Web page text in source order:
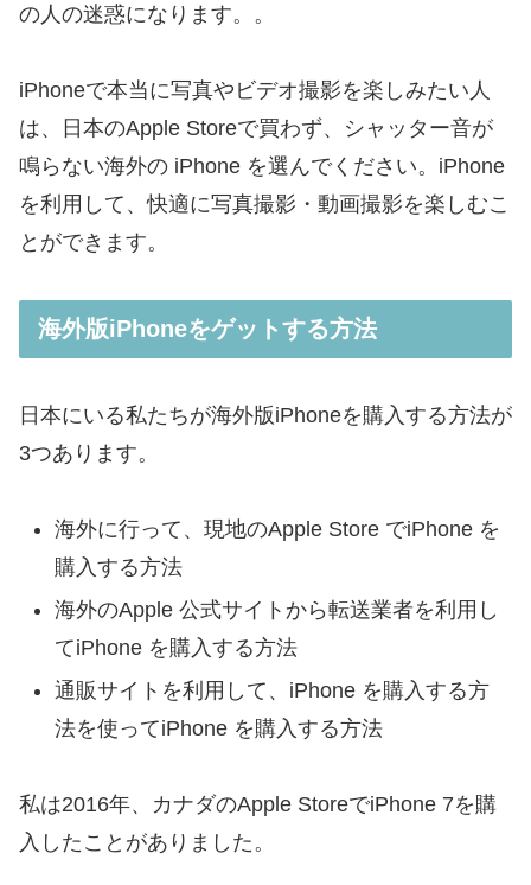
の人の迷惑になります。。
iPhoneで本当に写真やビデオ撮影を楽しみたい人
は、日本のApple Storeで買わず、シャッター音が
鳴らない海外の iPhone を選んでください。iPhone
を利用して、快適に写真撮影・動画撮影を楽しむこ
とができます。
海外版iPhoneをゲットする方法
日本にいる私たちが海外版iPhoneを購入する方法が
3つあります。
海外に行って、現地のApple Store でiPhone を
購入する方法
海外のApple 公式サイトから転送業者を利用し
てiPhone を購入する方法
通販サイトを利用して、iPhone を購入する方
法を使ってiPhone を購入する方法
私は2016年、カナダのApple StoreでiPhone 7を購
入したことがありました。